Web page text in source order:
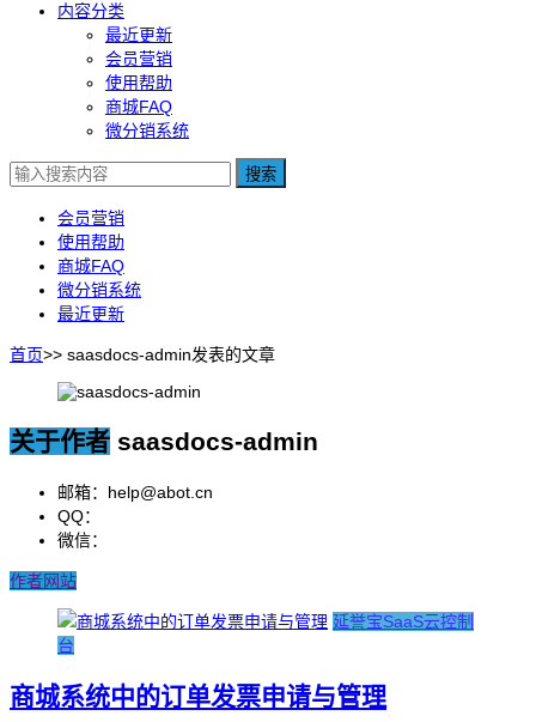
内容分类
最近更新
会员营销
使用帮助
商城FAQ
微分销系统
搜索
会员营销
使用帮助
商城FAQ
微分销系统
最近更新
首页>> saasdocs-admin发表的文章
关于作者 saasdocs-admin
邮箱：help@abot.cn
QQ：
微信：
作者网站
延誉宝SaaS云控制
台
商城系统中的订单发票申请与管理